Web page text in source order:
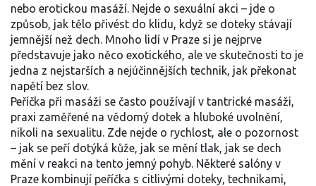
nebo erotickou masáží. Nejde o sexuální akci – jde o
způsob, jak tělo přivést do klidu, když se doteky stávají
jemnější než dech. Mnoho lidí v Praze si je nejprve
představuje jako něco exotického, ale ve skutečnosti to je
jedna z nejstarších a nejúčinnějších technik, jak překonat
napětí bez slov.
Peříčka při masáži se často používají v tantrické masáži,
praxi zaměřené na vědomý dotek a hluboké uvolnění,
nikoli na sexualitu. Zde nejde o rychlost, ale o pozornost
– jak se peří dotýká kůže, jak se mění tlak, jak se dech
mění v reakci na tento jemný pohyb. Některé salóny v
Praze kombinují peříčka s citlivými doteky, technikami,